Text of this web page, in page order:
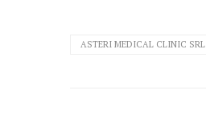
ASTERI MEDICAL CLINIC SRL